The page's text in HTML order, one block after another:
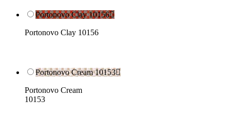
Portonovo Clay 10156
Portonovo Clay 10156
Portonovo Cream 10153
Portonovo Cream
10153